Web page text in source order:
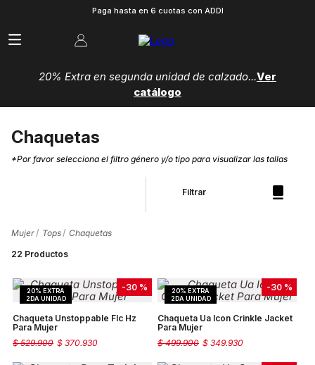
Paga hasta en 6 cuotas con ADDI
20% Extra en segunda unidad de calzado...Ver
catálogo
Chaquetas
*Por favor selecciona el filtro género y/o tipo para visualizar las tallas
Filtrar
Mujer Tops
Chaquetas
22 Productos
-30 %
Chaqueta Unstoppable Flc Hz
Para Mujer
$ 370.930
$ 529.900
-30 %
Chaqueta Ua Icon Crinkle Jacket
Para Mujer
$ 349.930
$ 499.900